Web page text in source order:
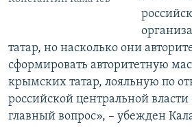
татар, но насколько они
сформировать авторитетную
крымских татар, лояльную по
российской центральной власти
главный вопрос», – убежден